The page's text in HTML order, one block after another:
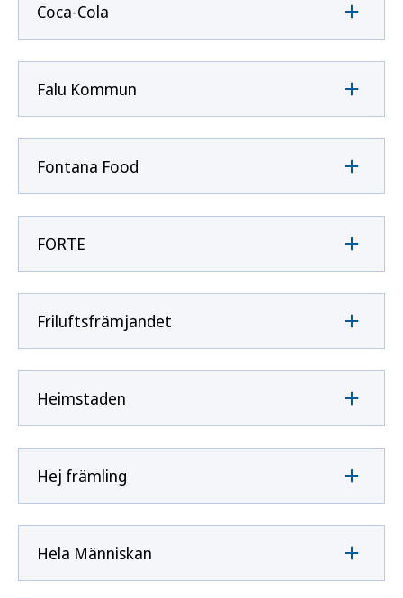
Coca-Cola
Falu Kommun
Fontana Food
FORTE
Friluftsfrämjandet
Heimstaden
Hej främling
Hela Människan